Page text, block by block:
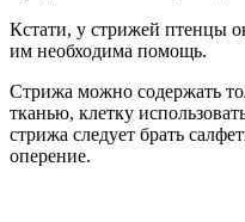
Кстати, у стрижей птенцы
им необходима помощь.
Стрижа можно содержать
тканью, клетку
стрижа следует брать
оперение.